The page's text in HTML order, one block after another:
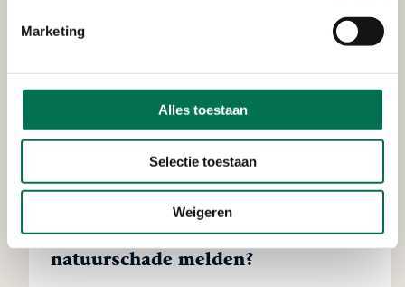
Marketing
Alles toestaan
Selectie toestaan
Weigeren
omdat veel nesten goed verborgen zijn.
nodig. Deze controle brengt de nesten en een
Meer over ontheffing en herplanting
Kaart met grenzen bebouwde komDeze link verwijst
Misstand, verstoring of
natuurschade melden?